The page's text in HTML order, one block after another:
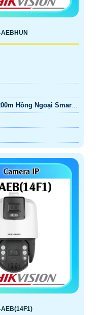
Hồng Ngoại Smart